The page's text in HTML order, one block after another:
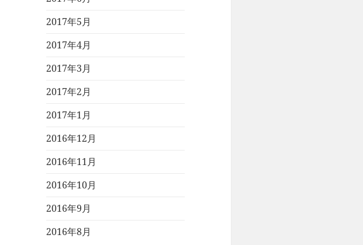
2017年5月
2017年4月
2017年3月
2017年2月
2017年1月
2016年12月
2016年11月
2016年10月
2016年9月
2016年8月